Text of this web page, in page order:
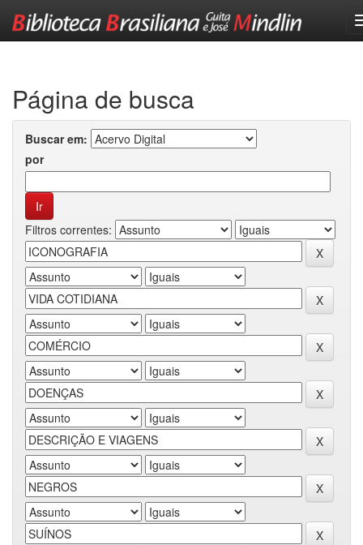
Página de busca
Buscar em:
por
Filtros correntes: